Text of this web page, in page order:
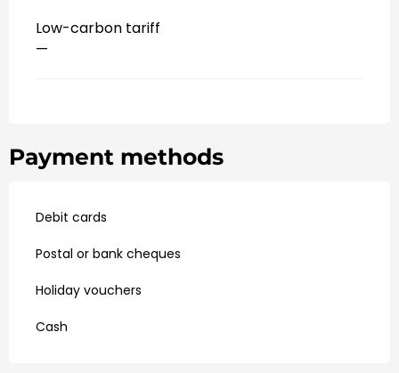
Low-carbon tariff
—
Payment methods
Debit cards
Postal or bank cheques
Holiday vouchers
Cash